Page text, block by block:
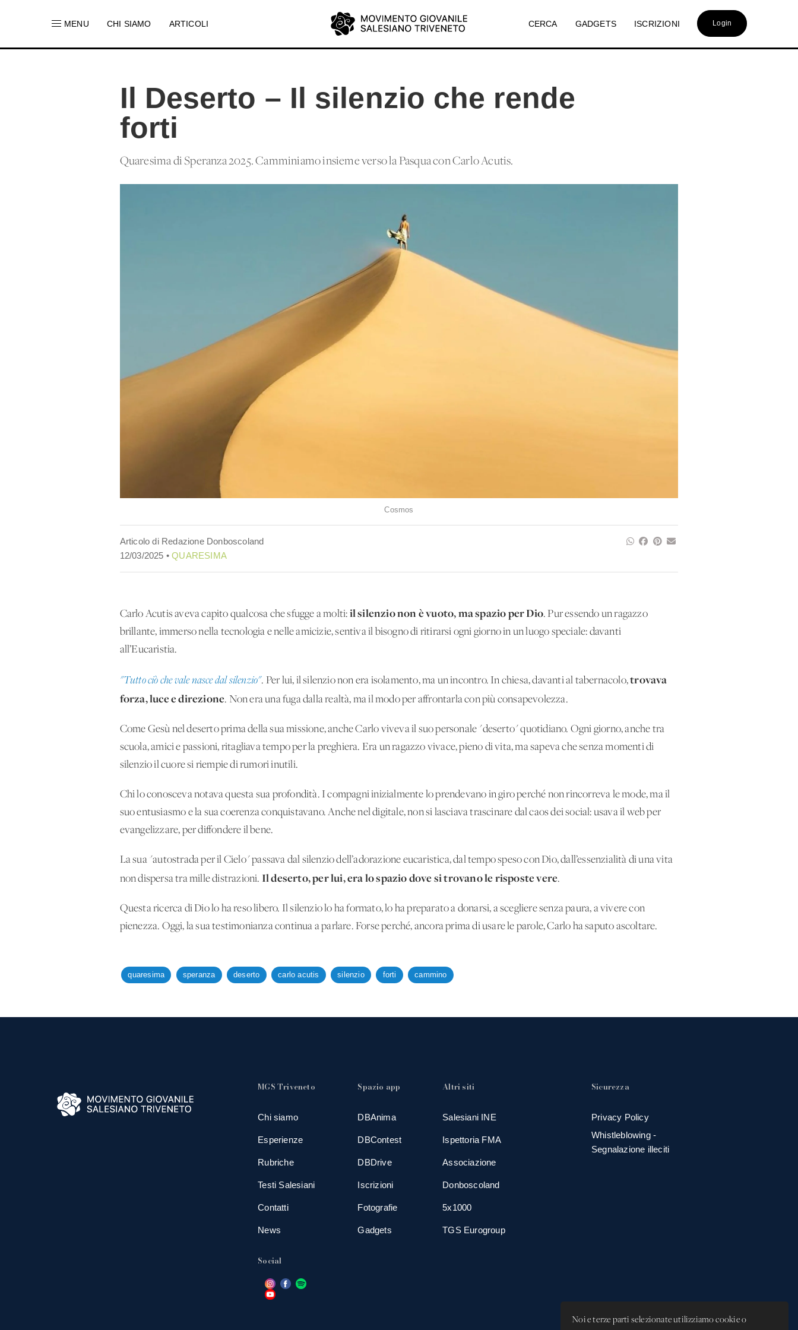
Noi e terze parti selezionate utilizziamo cookie o
MENU CHI SIAMO ARTICOLI CERCA GADGETS ISCRIZIONI Login
Il Deserto – Il silenzio che rende
forti
Quaresima di Speranza 2025. Camminiamo insieme verso la Pasqua con Carlo Acutis.
Cosmos
Articolo di Redazione Donboscoland
12/03/2025 •QUARESIMA
Carlo Acutis aveva capito qualcosa che sfugge a molti: il silenzio non è vuoto, ma spazio per Dio. Pur essendo un ragazzo
brillante, immerso nella tecnologia e nelle amicizie, sentiva il bisogno di ritirarsi ogni giorno in un luogo speciale: davanti
all’Eucaristia.
"Tutto ciò che vale nasce dal silenzio". Per lui, il silenzio non era isolamento, ma un incontro. In chiesa, davanti al tabernacolo,trovava
forza, luce e direzione. Non era una fuga dalla realtà, ma il modo per affrontarla con più consapevolezza.
Come Gesù nel deserto prima della sua missione, anche Carlo viveva il suo personale "deserto" quotidiano. Ogni giorno, anche tra
scuola, amici e passioni, ritagliava tempo per la preghiera. Era un ragazzo vivace, pieno di vita, ma sapeva che senza momenti di
silenzio il cuore si riempie di rumori inutili.
Chi lo conosceva notava questa sua profondità. I compagni inizialmente lo prendevano in giro perché non rincorreva le mode, ma il
suo entusiasmo e la sua coerenza conquistavano. Anche nel digitale, non si lasciava trascinare dal caos dei social: usava il web per
evangelizzare, per diffondere il bene.
La sua "autostrada per il Cielo" passava dal silenzio dell’adorazione eucaristica, dal tempo speso con Dio, dall’essenzialità di una vita
non dispersa tra mille distrazioni. Il deserto, per lui, era lo spazio dove si trovano le risposte vere.
Questa ricerca di Dio lo ha reso libero. Il silenzio lo ha formato, lo ha preparato a donarsi, a scegliere senza paura, a vivere con
pienezza. Oggi, la sua testimonianza continua a parlare. Forse perché, ancora prima di usare le parole, Carlo ha saputo ascoltare.
quaresima speranza deserto carlo acutis silenzio forti cammino
MGS Triveneto
Chi siamo
Esperienze
Rubriche
Testi Salesiani
Contatti
News
Social
Spazio app
DBAnima
DBContest
DBDrive
Iscrizioni
Fotografie
Gadgets
Altri siti
Salesiani INE
Ispettoria FMA
Associazione
Donboscoland
5x1000
TGS Eurogroup
Sicurezza
Privacy Policy
Whistleblowing -
Segnalazione illeciti